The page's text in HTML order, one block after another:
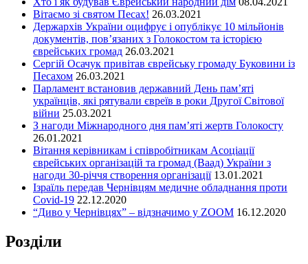
Вітаємо зі святом Песах! 26.03.2021
Держархів України оцифрує і опублікує 10 мільйонів
документів, пов’язаних з Голокостом та історією
єврейських громад 26.03.2021
Сергій Осачук привітав єврейську громаду Буковини із
Песахом 26.03.2021
Парламент встановив державний День пам’яті
українців, які рятували євреїв в роки Другої Світової
війни 25.03.2021
З нагоди Міжнародного дня пам’яті жертв Голокосту
26.01.2021
Вітання керівникам і співробітникам Асоціації
єврейських організацій та громад (Ваад) України з
нагоди 30-річчя створення організації 13.01.2021
Ізраїль передав Чернівцям медичне обладнання проти
Covid-19 22.12.2020
“Диво у Чернівцях” – відзначимо у ZOOM 16.12.2020
Розділи